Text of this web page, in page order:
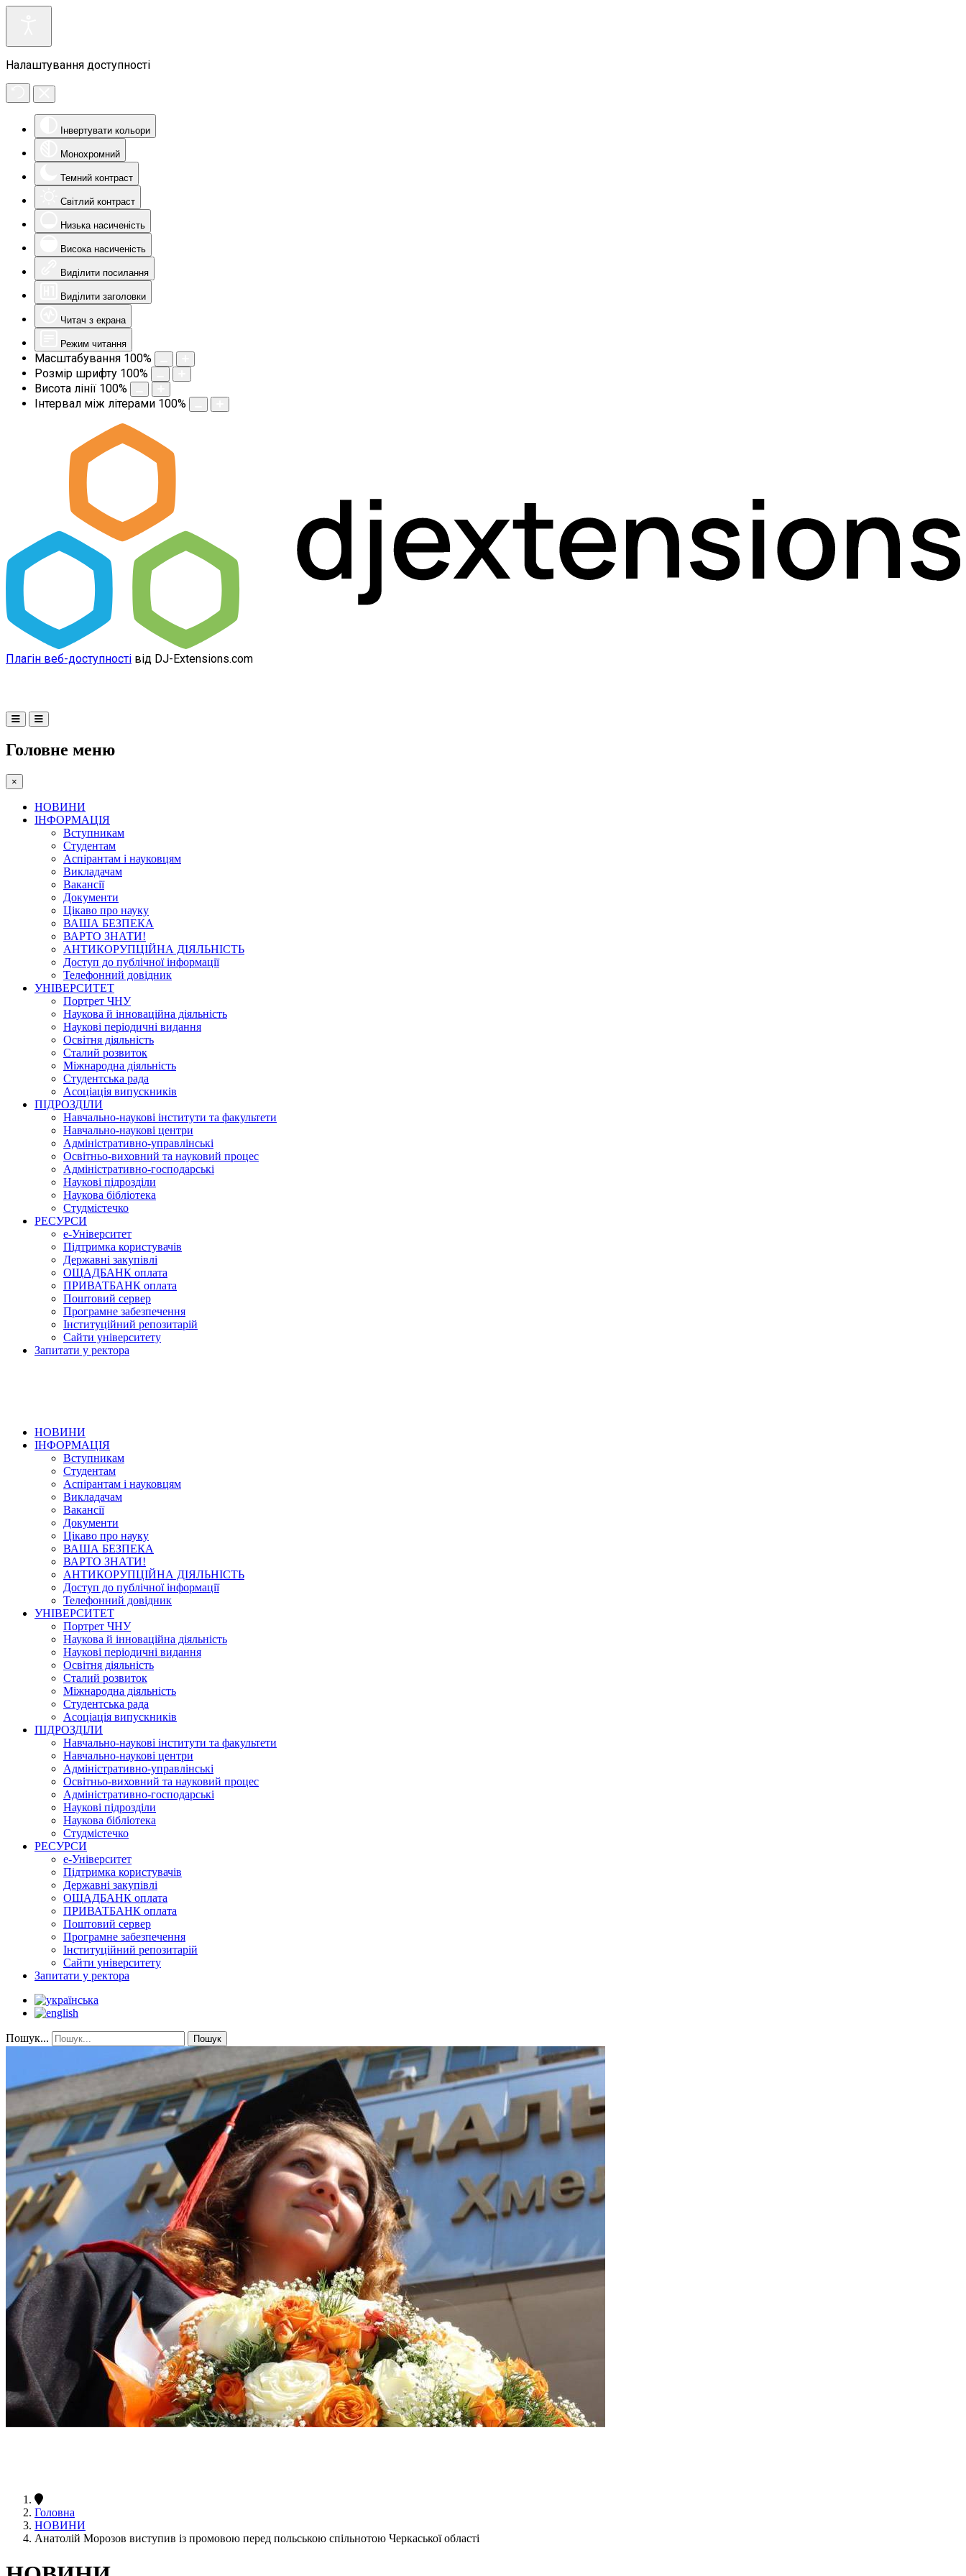
Налаштування доступності
Інвертувати кольори
Монохромний
Темний контраст
Світлий контраст
Низька насиченість
Висока насиченість
Виділити посилання
Виділити заголовки
Читач з екрана
Режим читання
Масштабування 100%
Розмір шрифту 100%
Висота лінії 100%
Інтервал між літерами 100%
Плагін веб-доступності від DJ-Extensions.com
Головне меню
×
НОВИНИ
ІНФОРМАЦІЯ
Вступникам
Студентам
Аспірантам і науковцям
Викладачам
Вакансії
Документи
Цікаво про науку
ВАША БЕЗПЕКА
ВАРТО ЗНАТИ!
АНТИКОРУПЦІЙНА ДІЯЛЬНІСТЬ
Доступ до публічної інформації
Телефонний довідник
УНІВЕРСИТЕТ
Портрет ЧНУ
Наукова й інноваційна діяльність
Наукові періодичні видання
Освітня діяльність
Сталий розвиток
Міжнародна діяльність
Студентська рада
Асоціація випускників
ПІДРОЗДІЛИ
Навчально-наукові інститути та факультети
Навчально-наукові центри
Адміністративно-управлінські
Освітньо-виховний та науковий процес
Адміністративно-господарські
Наукові підрозділи
Наукова бібліотека
Студмістечко
РЕСУРСИ
е-Університет
Підтримка користувачів
Державні закупівлі
ОЩАДБАНК оплата
ПРИВАТБАНК оплата
Поштовий сервер
Програмне забезпечення
Інституційний репозитарій
Сайти університету
Запитати у ректора
НОВИНИ
ІНФОРМАЦІЯ
Вступникам
Студентам
Аспірантам і науковцям
Викладачам
Вакансії
Документи
Цікаво про науку
ВАША БЕЗПЕКА
ВАРТО ЗНАТИ!
АНТИКОРУПЦІЙНА ДІЯЛЬНІСТЬ
Доступ до публічної інформації
Телефонний довідник
УНІВЕРСИТЕТ
Портрет ЧНУ
Наукова й інноваційна діяльність
Наукові періодичні видання
Освітня діяльність
Сталий розвиток
Міжнародна діяльність
Студентська рада
Асоціація випускників
ПІДРОЗДІЛИ
Навчально-наукові інститути та факультети
Навчально-наукові центри
Адміністративно-управлінські
Освітньо-виховний та науковий процес
Адміністративно-господарські
Наукові підрозділи
Наукова бібліотека
Студмістечко
РЕСУРСИ
е-Університет
Підтримка користувачів
Державні закупівлі
ОЩАДБАНК оплата
ПРИВАТБАНК оплата
Поштовий сервер
Програмне забезпечення
Інституційний репозитарій
Сайти університету
Запитати у ректора
Пошук... Пошук
Головна
НОВИНИ
Анатолій Морозов виступив із промовою перед польською спільнотою Черкаської області